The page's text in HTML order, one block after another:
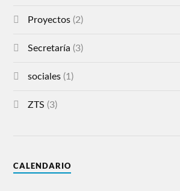
Proyectos (2)
Secretaría (3)
sociales (1)
ZTS (3)
CALENDARIO